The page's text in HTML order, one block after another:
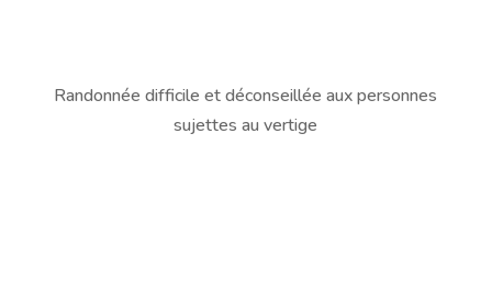
Randonnée difficile et déconseillée aux personnes
sujettes au vertige